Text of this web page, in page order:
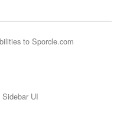
to Sporcle.com
Sidebar UI